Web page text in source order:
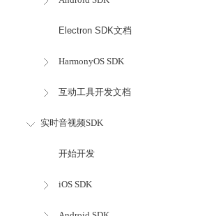
Electron SDK文档
HarmonyOS SDK
互动工具开发文档
实时音视频SDK
开始开发
iOS SDK